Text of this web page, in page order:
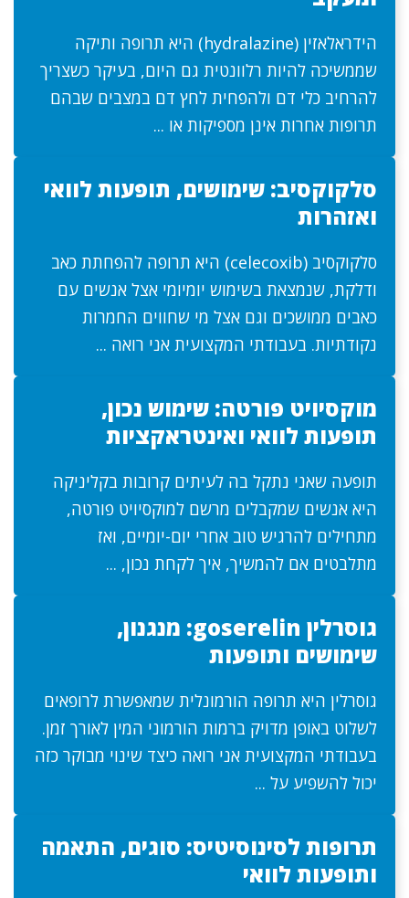
הידראלאזין (hydralazine) היא תרופה ותיקה
שממשיכה להיות רלוונטית גם היום, בעיקר כשצריך
להרחיב כלי דם ולהפחית לחץ דם במצבים שבהם
תרופות אחרות אינן מספיקות או ...
סלקוקסיב: שימושים, תופעות לוואי
ואזהרות
סלקוקסיב (celecoxib) היא תרופה להפחתת כאב
ודלקת, שנמצאת בשימוש יומיומי אצל אנשים עם
כאבים ממושכים וגם אצל מי שחווים החמרות
נקודתיות. בעבודתי המקצועית אני רואה ...
מוקסיויט פורטה: שימוש נכון,
תופעות לוואי ואינטראקציות
תופעה שאני נתקל בה לעיתים קרובות בקליניקה
היא אנשים שמקבלים מרשם למוקסיויט פורטה,
מתחילים להרגיש טוב אחרי יום-יומיים, ואז
מתלבטים אם להמשיך, איך לקחת נכון, ...
גוסרלין goserelin: מנגנון,
שימושים ותופעות
גוסרלין היא תרופה הורמונלית שמאפשרת לרופאים
לשלוט באופן מדויק ברמות הורמוני המין לאורך זמן.
בעבודתי המקצועית אני רואה כיצד שינוי מבוקר כזה
יכול להשפיע על ...
תרופות לסינוסיטיס: סוגים, התאמה
ותופעות לוואי